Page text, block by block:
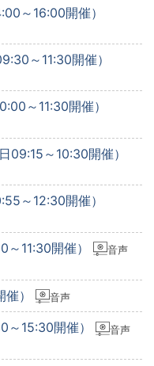
～16:00開催）
～11:30開催）
～11:30開催）
09:15～10:30開催）
～12:30開催）
11:30開催）
音声
） 音声
～15:30開催）
音声